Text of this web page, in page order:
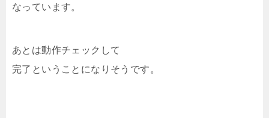
なっています。
あとは動作チェックして
完了ということになりそうです。